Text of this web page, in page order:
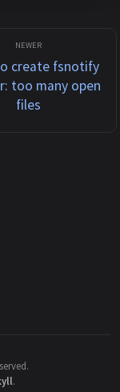
create fsnotify
too many open
files
.